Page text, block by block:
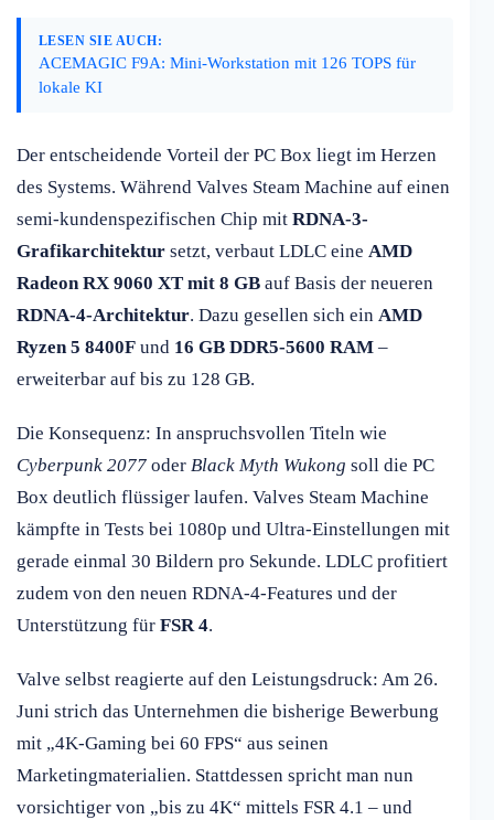
LESEN SIE AUCH:
ACEMAGIC F9A: Mini-Workstation mit 126 TOPS für
lokale KI
Der entscheidende Vorteil der PC Box liegt im Herzen
des Systems. Während Valves Steam Machine auf einen
semi-kundenspezifischen Chip mit RDNA-3-
Grafikarchitektur setzt, verbaut LDLC eine AMD
Radeon RX 9060 XT mit 8 GB auf Basis der neueren
RDNA-4-Architektur. Dazu gesellen sich ein AMD
Ryzen 5 8400F und 16 GB DDR5-5600 RAM –
erweiterbar auf bis zu 128 GB.
Die Konsequenz: In anspruchsvollen Titeln wie
Cyberpunk 2077 oder Black Myth Wukong soll die PC
Box deutlich flüssiger laufen. Valves Steam Machine
kämpfte in Tests bei 1080p und Ultra-Einstellungen mit
gerade einmal 30 Bildern pro Sekunde. LDLC profitiert
zudem von den neuen RDNA-4-Features und der
Unterstützung für FSR 4.
Valve selbst reagierte auf den Leistungsdruck: Am 26.
Juni strich das Unternehmen die bisherige Bewerbung
mit „4K-Gaming bei 60 FPS“ aus seinen
Marketingmaterialien. Stattdessen spricht man nun
vorsichtiger von „bis zu 4K“ mittels FSR 4.1 – und